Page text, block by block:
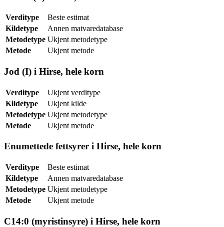
Verditype
Beste estimat
Kildetype
Annen matvaredatabase
Metodetype Ukjent metodetype
Metode
Ukjent metode
Jod (I) i Hirse, hele korn
Verditype
Ukjent verditype
Kildetype
Ukjent kilde
Metodetype Ukjent metodetype
Metode
Ukjent metode
Enumettede fettsyrer i Hirse, hele korn
Verditype
Beste estimat
Kildetype
Annen matvaredatabase
Metodetype Ukjent metodetype
Metode
Ukjent metode
C14:0 (myristinsyre) i Hirse, hele korn